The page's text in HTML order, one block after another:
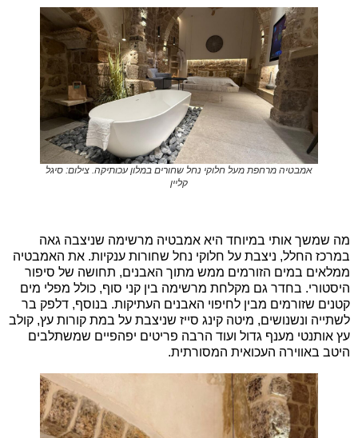
אמבטיה מרחפת מעל חלוקי נחל שחורים במלון עכותיקה. צילום: סיגל
קליין
מה שמשך אותי במיוחד היא אמבטיה מרשימה שניצבה גאה
במרכז החלל, ניצבת על חלוקי נחל שחורות ענקיות. את האמבטיה
ממלאים במים הזורמים ממש מתוך האבנים, תחושה של סיפור
היסטורי. בחדר גם מקלחת מרשימה בין קני סוף, כולל מפלי מים
קטנים שזורמים מבין לחיפוי האבנים העתיקות. בנוסף, דלפק בר
לשתייה ונשנושים, מיטה קינג סייז שניצבת על במת קורות עץ, קולב
עץ אותנטי מענף גדול ועוד הרבה פריטים יפהפיים שמשתלבים
היטב באווירה העכואית המסורתית.